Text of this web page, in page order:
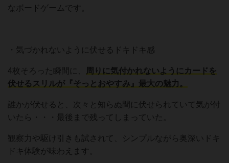
なボードゲームです。
・気づかれないように伏せるドキドキ感
4枚そろった瞬間に、
周りに気付かれないようにカードを
伏せるスリルが『そっとおやすみ』最大の魅力。
誰かが伏せると、次々と知らぬ間に伏せられていて気が付
いたら・・・最後まで残ってしまっていた。
観察力や駆け引きも試されて、シンプルながら奥深いドキ
ドキ体験が味わえます。